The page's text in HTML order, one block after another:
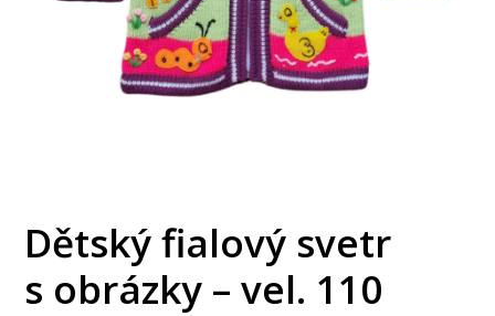
Dětský fialový svetr
s obrázky – vel. 110